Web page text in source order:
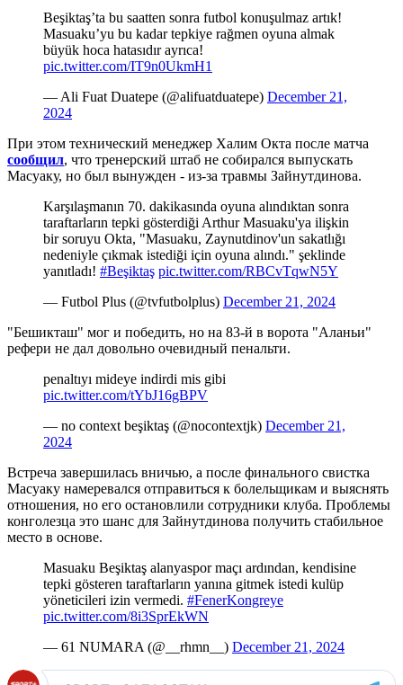
Beşiktaş’ta bu saatten sonra futbol konuşulmaz artık!
Masuaku’yu bu kadar tepkiye rağmen oyuna almak
büyük hoca hatasıdır ayrıca!
pic.twitter.com/IT9n0UkmH1
— Ali Fuat Duatepe (@alifuatduatepe) December 21,
2024
При этом технический менеджер Халим Окта после матча
сообщил, что тренерский штаб не собирался выпускать
Масуаку, но был вынужден - из-за травмы Зайнутдинова.
Karşılaşmanın 70. dakikasında oyuna alındıktan sonra
taraftarların tepki gösterdiği Arthur Masuaku'ya ilişkin
bir soruyu Okta, "Masuaku, Zaynutdinov'un sakatlığı
nedeniyle çıkmak istediği için oyuna alındı." şeklinde
yanıtladı! #Beşiktaş pic.twitter.com/RBCvTqwN5Y
— Futbol Plus (@tvfutbolplus) December 21, 2024
"Бешикташ" мог и победить, но на 83-й в ворота "Аланьи"
рефери не дал довольно очевидный пенальти.
penaltıyı mideye indirdi mis gibi
pic.twitter.com/tYbJ16gBPV
— no context beşiktaş (@nocontextjk) December 21,
2024
Встреча завершилась вничью, а после финального свистка
Масуаку намеревался отправиться к болельщикам и выяснять
отношения, но его остановлили сотрудники клуба. Проблемы
конголезца это шанс для Зайнутдинова получить стабильное
место в основе.
Masuaku Beşiktaş alanyaspor maçı ardından, kendisine
tepki gösteren taraftarların yanına gitmek istedi kulüp
yöneticileri izin vermedi. #FenerKongreye
pic.twitter.com/8i3SprEkWN
— 61 NUMARA (@__rhmn__) December 21, 2024